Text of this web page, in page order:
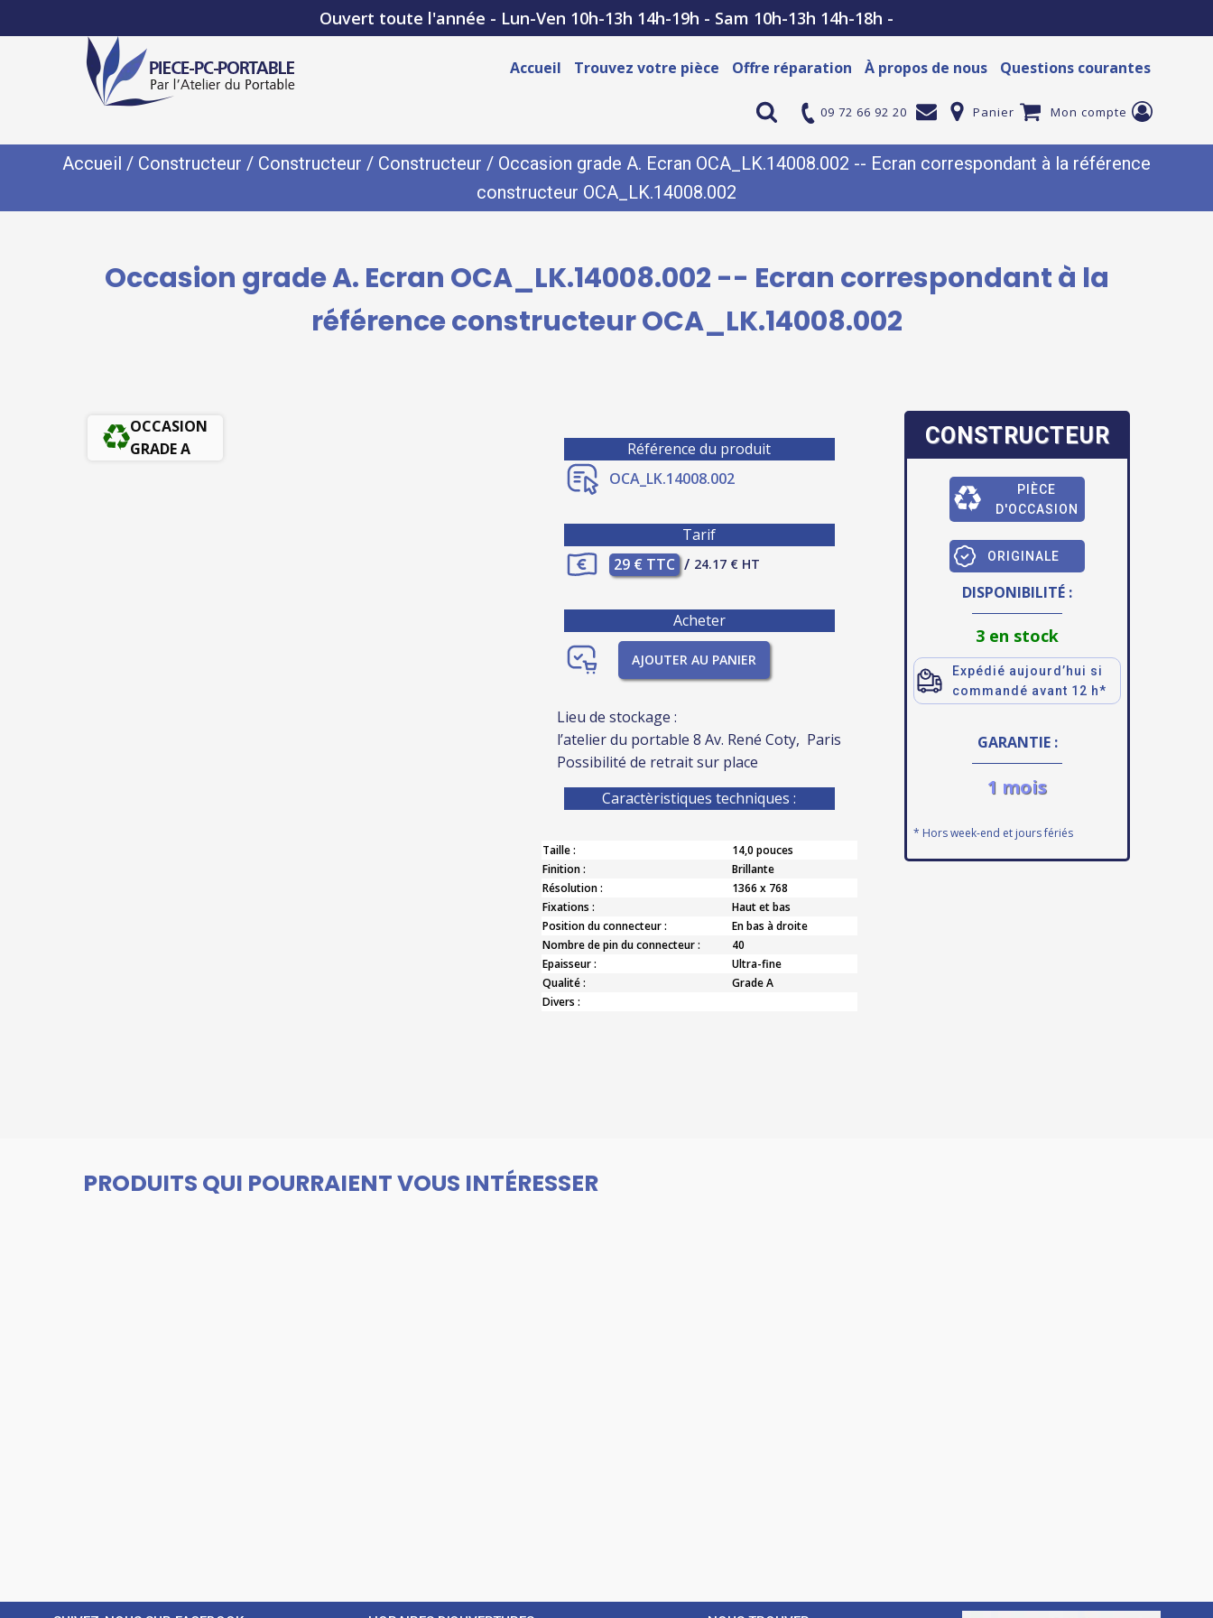
Ouvert toute l'année - Lun-Ven 10h-13h 14h-19h - Sam 10h-13h 14h-18h -
Accueil Trouvez votre pièce Offre réparation À propos de nous Questions courantes
09 72 66 92 20 Panier Mon compte
Accueil / Constructeur / Constructeur / Constructeur / Occasion grade A. Ecran OCA_LK.14008.002 -- Ecran correspondant à la référence
constructeur OCA_LK.14008.002
Occasion grade A. Ecran OCA_LK.14008.002 -- Ecran correspondant à la
référence constructeur OCA_LK.14008.002
OCCASION
GRADE A
Référence du produit
OCA_LK.14008.002
Tarif
29 € TTC / 24.17 € HT
Acheter
AJOUTER AU PANIER
Lieu de stockage :
l’atelier du portable 8 Av. René Coty, Paris
Possibilité de retrait sur place
Caractèristiques techniques :
Taille :
14,0 pouces
Finition :
Brillante
Résolution :
1366 x 768
Fixations :
Haut et bas
Position du connecteur :
En bas à droite
Nombre de pin du connecteur :
40
Epaisseur :
Ultra-fine
Qualité :
Grade A
Divers :
CONSTRUCTEUR
PIÈCE
D'OCCASION
ORIGINALE
DISPONIBILITÉ :
3 en stock
Expédié aujourd’hui si
commandé avant 12 h*
GARANTIE :
1 mois
* Hors week-end et jours fériés
PRODUITS QUI POURRAIENT VOUS INTÉRESSER